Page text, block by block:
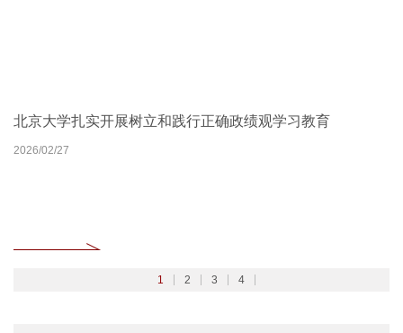
北京大学扎实开展树立和践行正确政绩观学习教育
2026/02/27
2026北京大学管理质效年
2026/03/30
北京大学深入学习贯彻党的二十届四中全会精神
2025/10/24
聚焦2026全国两会
2026/03/06
1 2 3 4